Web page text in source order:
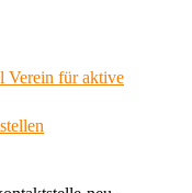
Verein für aktive